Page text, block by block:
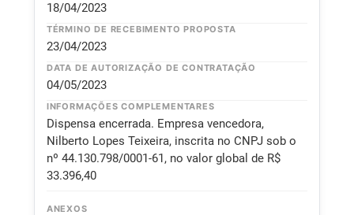
18/04/2023
TÉRMINO DE RECEBIMENTO PROPOSTA
23/04/2023
DATA DE AUTORIZAÇÃO DE CONTRATAÇÃO
04/05/2023
INFORMAÇÕES COMPLEMENTARES
Dispensa encerrada. Empresa vencedora,
Nilberto Lopes Teixeira, inscrita no CNPJ sob o
nº 44.130.798/0001-61, no valor global de R$
33.396,40
ANEXOS